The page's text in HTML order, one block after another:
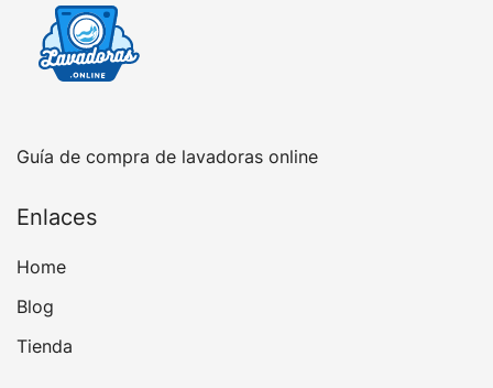
Guía de compra de lavadoras online
Enlaces
Home
Blog
Tienda